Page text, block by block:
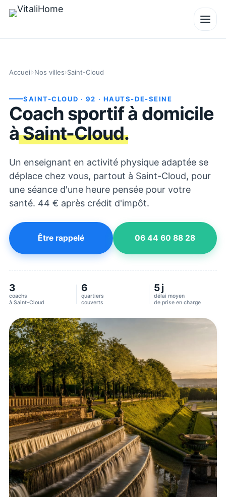
Accueil›Nos villes›Saint-Cloud
SAINT-CLOUD · 92 · HAUTS-DE-SEINE
Coach sportif à domicile
àSaint-Cloud.
Un enseignant en activité physique adaptée se
déplace chez vous, partout à Saint-Cloud, pour
une séance d'une heure pensée pour votre
santé. 44 € après crédit d'impôt.
Être rappelé 06 44 60 88 28
3
coachs
à Saint-Cloud
6
quartiers
couverts
5 j
délai moyen
de prise en charge